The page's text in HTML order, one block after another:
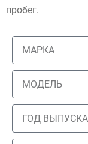
пробег.